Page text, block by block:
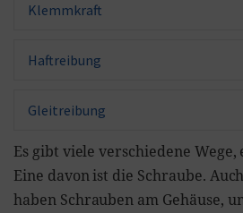
Klemmkraft
Haftreibung
Gleitreibung
Es gibt viele verschiedene
Eine davon ist die Schraube.
haben Schrauben am Gehäuse,